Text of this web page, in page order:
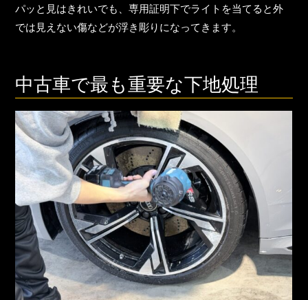
パッと見はきれいでも、専用証明下でライトを当てると外
では見えない傷などが浮き彫りになってきます。
中古車で最も重要な下地処理